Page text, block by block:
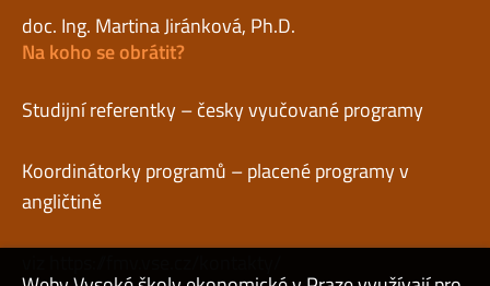
doc. Ing. Martina Jiránková, Ph.D.
Na koho se obrátit?
Studijní referentky – česky vyučované programy
Koordinátorky programů – placené programy v
angličtině